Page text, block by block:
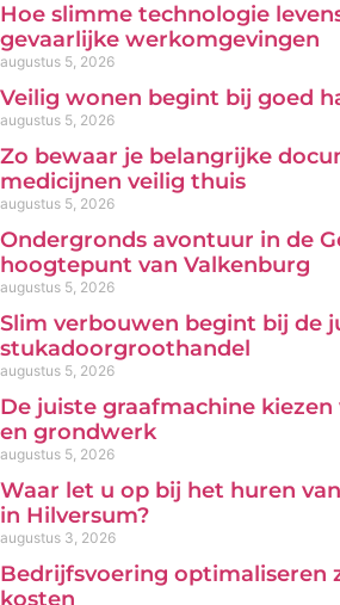
Hoe slimme technologie
gevaarlijke werkomgevingen
augustus 5, 2026
Veilig wonen begint bij goed
augustus 5, 2026
Zo bewaar je belangrijke
medicijnen veilig thuis
augustus 5, 2026
Ondergronds avontuur in de
hoogtepunt van Valkenburg
augustus 5, 2026
Slim verbouwen begint bij de
stukadoorgroothandel
augustus 5, 2026
De juiste graafmachine
en grondwerk
augustus 5, 2026
Waar let u op bij het huren
in Hilversum?
augustus 3, 2026
Bedrijfsvoering optimaliseren
kosten